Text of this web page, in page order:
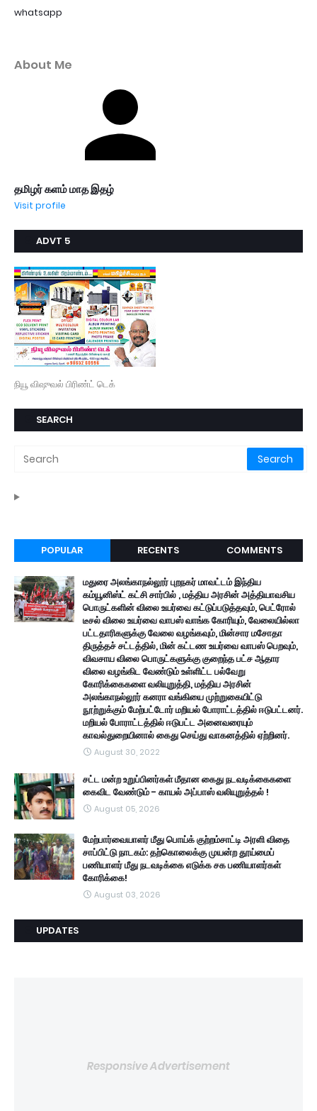
whatsapp
About Me
தமிழர் களம் மாத இதழ்
Visit profile
ADVT 5
நியூ விஷுவல் பிரிண்ட் டெக்
SEARCH
POPULAR RECENTS COMMENTS
மதுரை அலங்காநல்லூர் புறநகர் மாவட்டம் இந்திய
கம்யூனிஸ்ட் கட்சி சார்பில் , மத்திய அரசின் அத்தியாவசிய
பொருட்களின் விலை உயர்வை கட்டுப்படுத்தவும், பெட்ரோல்
டீசல் விலை உயர்வை வாபஸ் வாங்க கோரியும், வேலையில்லா
பட்டதாரிகளுக்கு வேலை வழங்கவும், மின்சார மசோதா
திருத்தச் சட்டத்தில், மின் கட்டண உயர்வை வாபஸ் பெறவும்,
விவசாய விலை பொருட்களுக்கு குறைந்த பட்ச ஆதார
விலை வழங்கிட வேண்டும் உள்ளிட்ட பல்வேறு
கோரிக்கைகளை வலியுறுத்தி, மத்திய அரசின்
அலங்காநல்லூர் கனரா வங்கியை முற்றுகையிட்டு
நூற்றுக்கும் மேற்பட்டோர் மறியல் போராட்டத்தில் ஈடுபட்டனர்.
மறியல் போராட்டத்தில் ஈடுபட்ட அனைவரையும்
காவல்துறையினால் கைது செய்து வாகனத்தில் ஏற்றினர்.
August 30, 2022
சட்ட மன்ற உறுப்பினர்கள் மீதான கைது நடவடிக்கைகளை
கைவிட வேண்டும் - காயல் அப்பாஸ் வலியுறுத்தல் !
August 05, 2026
மேற்பார்வையாளர் மீது பொய்க் குற்றம்சாட்டி அரளி விதை
சாப்பிட்டு நாடகம்: தற்கொலைக்கு முயன்ற தூய்மைப்
பணியாளர் மீது நடவடிக்கை எடுக்க சக பணியாளர்கள்
கோரிக்கை!
August 03, 2026
UPDATES
Responsive Advertisement